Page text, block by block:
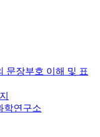
문장부호 이해 및 표
학연구소